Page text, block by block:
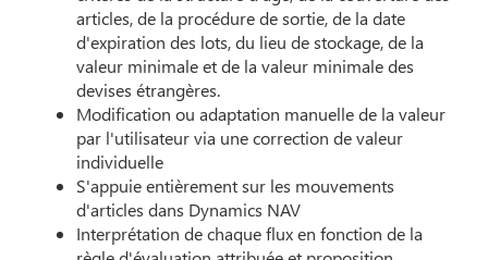
articles, de la procédure de sortie, de la date
d'expiration des lots, du lieu de stockage, de la
valeur minimale et de la valeur minimale des
devises étrangères.
Modification ou adaptation manuelle de la valeur
par l'utilisateur via une correction de valeur
individuelle
S'appuie entièrement sur les mouvements
d'articles dans Dynamics NAV
Interprétation de chaque flux en fonction de la